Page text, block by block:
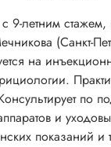
с 9-летним
(Санкт-
на
по
и
показаний и